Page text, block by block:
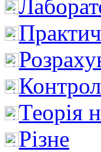
Теорія
Різне